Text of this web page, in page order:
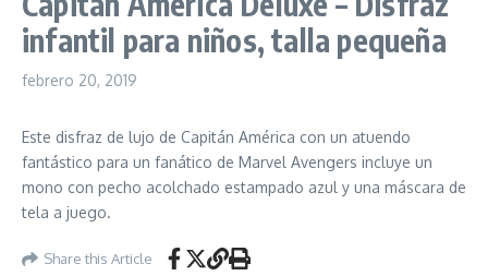
infantil para niños, talla pequeña
febrero 20, 2019
Este disfraz de lujo de Capitán América con un atuendo
fantástico para un fanático de Marvel Avengers incluye un
mono con pecho acolchado estampado azul y una máscara de
tela a juego.
Share this Article